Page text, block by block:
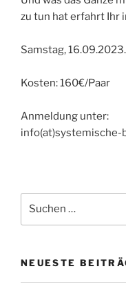
zu tun hat erfahrt Ihr
Samstag,
Kosten: 160€/Paar
Anmeldung unter:
info(at)systemische-
nach:
NEUESTE